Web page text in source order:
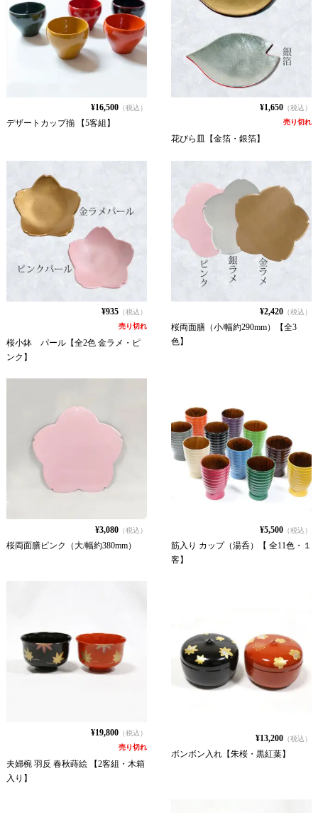
¥16,500（税込）
デザートカップ揃 【5客組】
¥1,650 （税込）
売り切れ
花びら皿【金箔・銀箔】
¥935（税込）
売り切れ
桜小鉢 パール【全2色 金ラメ・ピ
ンク】
¥2,420 （税込）
桜両面膳（小/幅約290mm）【全3
色】
¥3,080（税込）
桜両面膳ピンク（大/幅約380mm）
¥5,500 （税込）
筋入り カップ（湯呑）【 全11色・１
客】
¥19,800（税込）
売り切れ
夫婦椀 羽反 春秋蒔絵 【2客組・木箱
入り】
¥13,200 （税込）
ボンボン入れ【朱桜・黒紅葉】